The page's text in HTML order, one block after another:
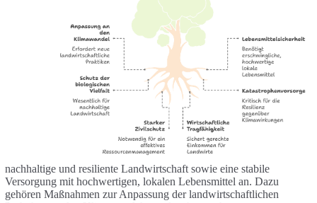
nachhaltige und resiliente Landwirtschaft sowie eine stabile
Versorgung mit hochwertigen, lokalen Lebensmittel an. Dazu
gehören Maßnahmen zur Anpassung der landwirtschaftlichen